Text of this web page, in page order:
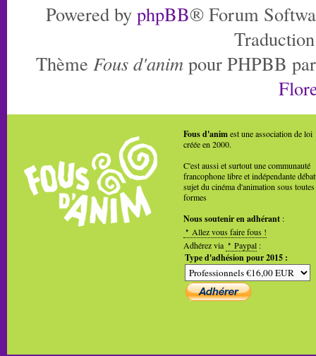
Powered by phpBB® Forum
Thème Fous d'anim pour PHPBB
Fous d'animest une association de loi
créée en 2000.
C'est aussi et surtout une communauté
francophone libre et indépendante
sujet du cinéma d'animation sous toutes
formes
Nous soutenir en adhérant :
Allez vous faire fous !
Adhérez via
Paypal :
Type d'adhésion pour 2015 :